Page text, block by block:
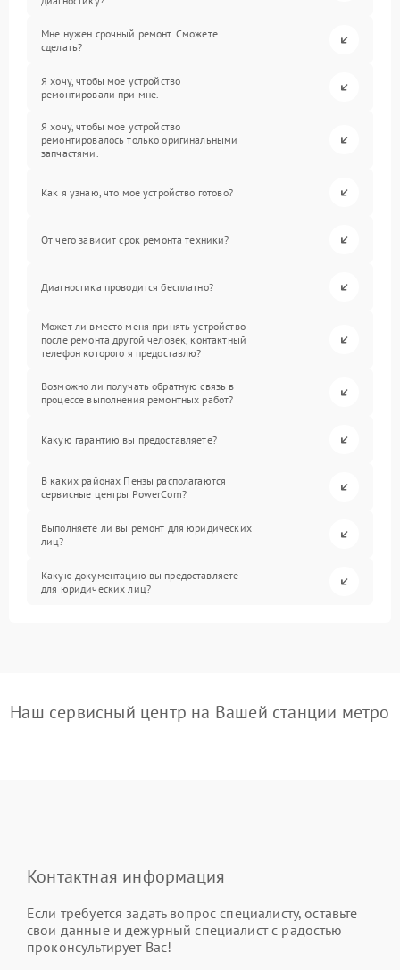
Мне нужен срочный ремонт. Сможете
сделать?
Я хочу, чтобы мое устройство
ремонтировали при мне.
Я хочу, чтобы мое устройство
ремонтировалось только оригинальными
запчастями.
Как я узнаю, что мое устройство готово?
От чего зависит срок ремонта техники?
Диагностика проводится бесплатно?
Может ли вместо меня принять устройство
после ремонта другой человек, контактный
телефон которого я предоставлю?
Возможно ли получать обратную связь в
процессе выполнения ремонтных работ?
Какую гарантию вы предоставляете?
В каких районах Пензы располагаются
сервисные центры PowerCom?
Выполняете ли вы ремонт для юридических
лиц?
Какую документацию вы предоставляете
для юридических лиц?
Наш сервисный центр на Вашей станции метро
Контактная информация
Если требуется задать вопрос специалисту, оставьте
свои данные и дежурный специалист с радостью
проконсультирует Вас!